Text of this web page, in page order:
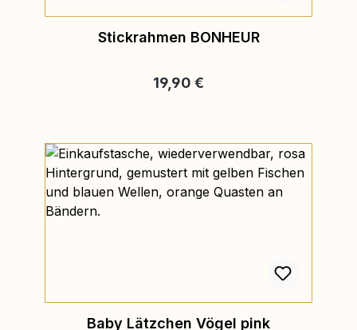
Stickrahmen BONHEUR
Regulärer Preis:
19,90 €
Baby Lätzchen Vögel pink